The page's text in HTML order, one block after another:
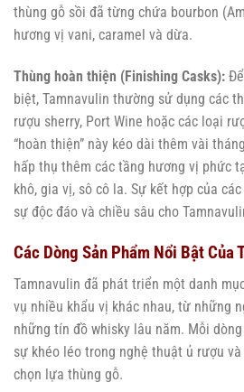
thùng gỗ sồi đã từng chứa bourbon
hương vị vani, caramel và dừa.
Thùng hoàn thiện (Finishing Casks):
biệt, Tamnavulin thường sử dụng các
rượu sherry, Port Wine hoặc các loại
“hoàn thiện” này kéo dài thêm vài
hấp thụ thêm các tầng hương vị phức
khô, gia vị, sô cô la. Sự kết hợp của
sự độc đáo và chiều sâu cho
Các Dòng Sản Phẩm Nổi Bật Của
Tamnavulin đã phát triển một danh
vụ nhiều khẩu vị khác nhau, từ những
những tín đồ whisky lâu năm. Mỗi
sự khéo léo trong nghệ thuật ủ rượu
chọn lựa thùng gỗ.